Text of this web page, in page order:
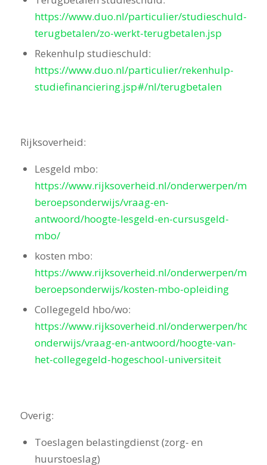
https://www.duo.nl/particulier/studieschuld-
terugbetalen/zo-werkt-terugbetalen.jsp
Rekenhulp studieschuld:
https://www.duo.nl/particulier/rekenhulp-
studiefinanciering.jsp#/nl/terugbetalen
Rijksoverheid:
Lesgeld mbo:
https://www.rijksoverheid.nl/onderwerpen/
beroepsonderwijs/vraag-en-
antwoord/hoogte-lesgeld-en-cursusgeld-
mbo/
kosten mbo:
https://www.rijksoverheid.nl/onderwerpen/
beroepsonderwijs/kosten-mbo-opleiding
Collegegeld hbo/wo:
https://www.rijksoverheid.nl/onderwerpen/
onderwijs/vraag-en-antwoord/hoogte-van-
het-collegegeld-hogeschool-universiteit
Overig:
Toeslagen belastingdienst (zorg- en
huurstoeslag)